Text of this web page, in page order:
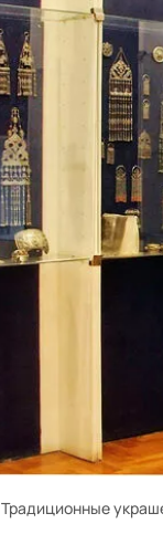
Традиционные